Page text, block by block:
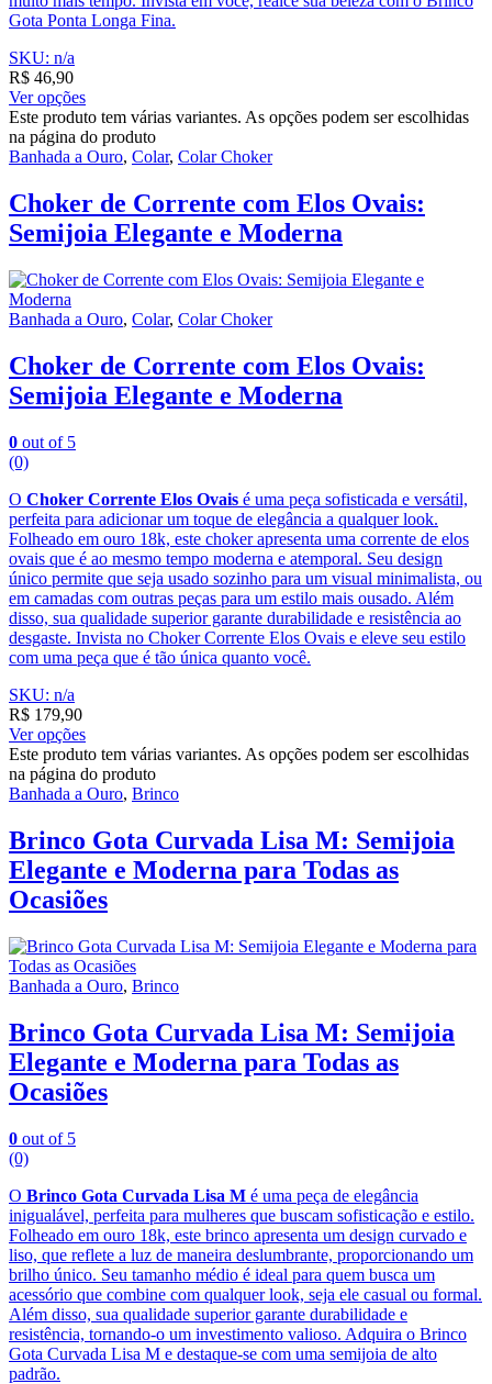
Gota Ponta Longa Fina.
SKU: n/a
R$ 46,90
Ver opções
Este produto tem várias variantes. As opções podem ser escolhidas
na página do produto
Banhada a Ouro, Colar, Colar Choker
Choker de Corrente com Elos Ovais:
Semijoia Elegante e Moderna
Banhada a Ouro, Colar, Colar Choker
Choker de Corrente com Elos Ovais:
Semijoia Elegante e Moderna
0 out of 5
(0)
O Choker Corrente Elos Ovais é uma peça sofisticada e versátil,
perfeita para adicionar um toque de elegância a qualquer look.
Folheado em ouro 18k, este choker apresenta uma corrente de elos
ovais que é ao mesmo tempo moderna e atemporal. Seu design
único permite que seja usado sozinho para um visual minimalista, ou
em camadas com outras peças para um estilo mais ousado. Além
disso, sua qualidade superior garante durabilidade e resistência ao
desgaste. Invista no Choker Corrente Elos Ovais e eleve seu estilo
com uma peça que é tão única quanto você.
SKU: n/a
R$ 179,90
Ver opções
Este produto tem várias variantes. As opções podem ser escolhidas
na página do produto
Banhada a Ouro, Brinco
Brinco Gota Curvada Lisa M: Semijoia
Elegante e Moderna para Todas as
Ocasiões
Banhada a Ouro, Brinco
Brinco Gota Curvada Lisa M: Semijoia
Elegante e Moderna para Todas as
Ocasiões
0 out of 5
(0)
O Brinco Gota Curvada Lisa M é uma peça de elegância
inigualável, perfeita para mulheres que buscam sofisticação e estilo.
Folheado em ouro 18k, este brinco apresenta um design curvado e
liso, que reflete a luz de maneira deslumbrante, proporcionando um
brilho único. Seu tamanho médio é ideal para quem busca um
acessório que combine com qualquer look, seja ele casual ou formal.
Além disso, sua qualidade superior garante durabilidade e
resistência, tornando-o um investimento valioso. Adquira o Brinco
Gota Curvada Lisa M e destaque-se com uma semijoia de alto
padrão.